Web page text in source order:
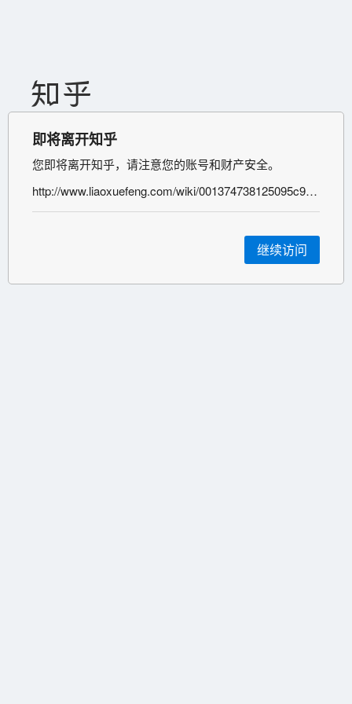
即将离开知乎
您即将离开知乎，请注意您的账号和财产安全。
http://www.liaoxuefeng.com/wiki/001374738125095c955c1e6d8bb493182103fac9270762a000
继续访问